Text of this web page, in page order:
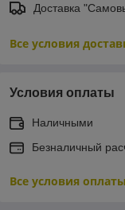
Доставка
Все условия
Условия оплаты
Наличными
Безналичный
Все условия оплаты